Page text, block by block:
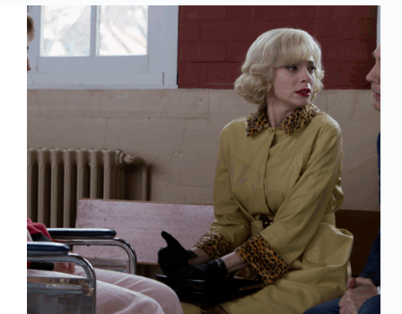
:
deux
enquêtes
sur
Life